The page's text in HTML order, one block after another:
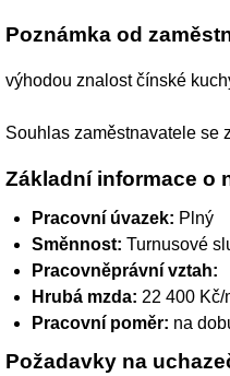
Poznámka od
výhodou znalost čínské
Souhlas zaměstnavatele se
Základní informace o
Pracovní úvazek: Plný
Směnnost: Turnusové
Pracovněprávní vztah:
Hrubá mzda: 22 400 Kč/
Pracovní poměr: na
Požadavky na